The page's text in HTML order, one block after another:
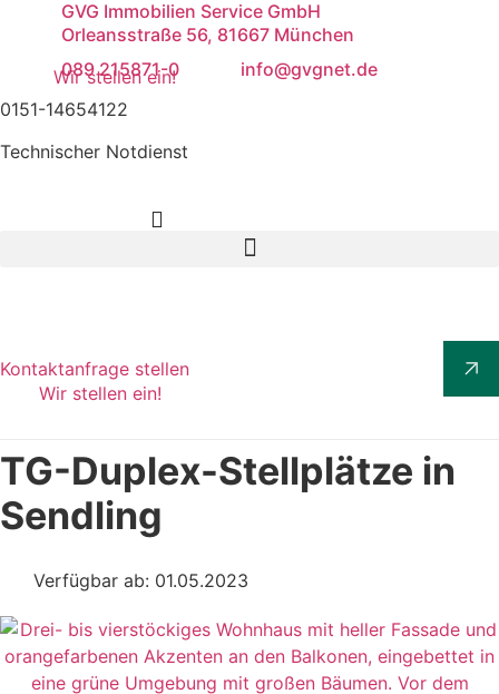
GVG Immobilien Service GmbH
Orleansstraße 56, 81667 München
089 215871-0
info@gvgnet.de
Wir stellen ein!
0151-14654122
Technischer Notdienst
Kontaktanfrage stellen
Wir stellen ein!
TG-Duplex-Stellplätze in
Sendling
Verfügbar ab: 01.05.2023